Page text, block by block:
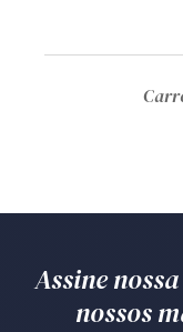
Assine
nossos